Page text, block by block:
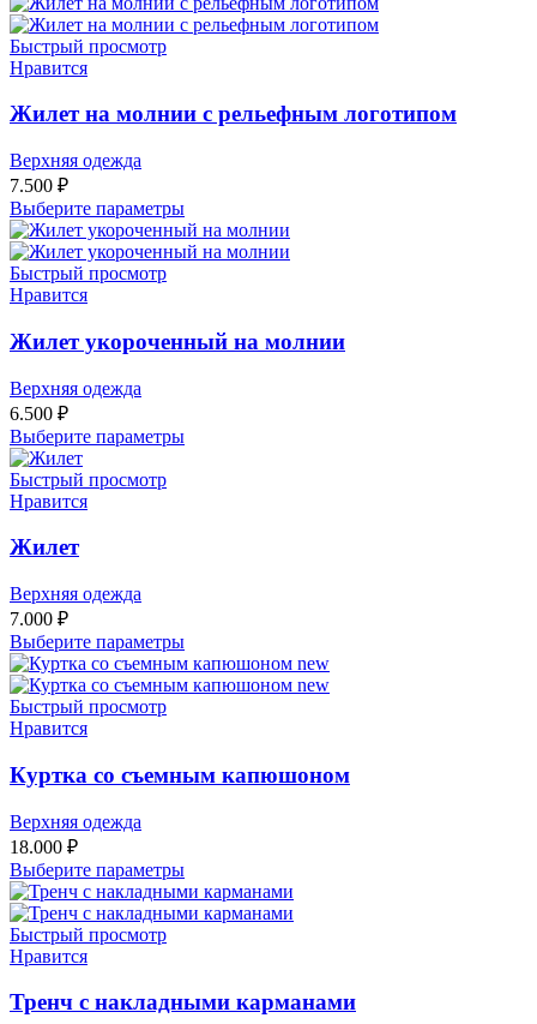
Быстрый просмотр
Нравится
Жилет на молнии с рельефным логотипом
Верхняя одежда
7.500 ₽
Выберите параметры
Быстрый просмотр
Нравится
Жилет укороченный на молнии
Верхняя одежда
6.500 ₽
Выберите параметры
Быстрый просмотр
Нравится
Жилет
Верхняя одежда
7.000 ₽
Выберите параметры
Быстрый просмотр
Нравится
Куртка со съемным капюшоном
Верхняя одежда
18.000 ₽
Выберите параметры
Быстрый просмотр
Нравится
Тренч с накладными карманами